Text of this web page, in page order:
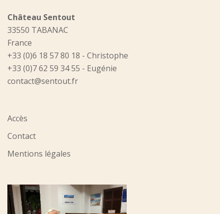
Château Sentout
33550 TABANAC
France
+33 (0)6 18 57 80 18 - Christophe
+33 (0)7 62 59 34 55 - Eugénie
contact@sentout.fr
Accès
Contact
Mentions légales